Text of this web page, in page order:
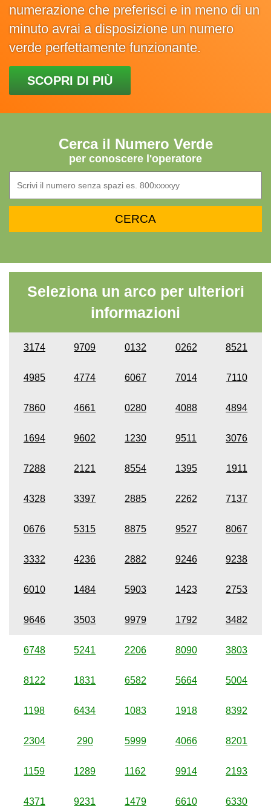
numerazione che preferisci e in meno di un
minuto avrai a disposizione un numero
verde perfettamente funzionante.
SCOPRI DI PIÙ
Cerca il Numero Verde
per conoscere l'operatore
Seleziona un arco per ulteriori
informazioni
3174 9709 0132 0262 8521
4985 4774 6067 7014 7110
7860 4661 0280 4088 4894
1694 9602 1230 9511 3076
7288 2121 8554 1395 1911
4328 3397 2885 2262 7137
0676 5315 8875 9527 8067
3332 4236 2882 9246 9238
6010 1484 5903 1423 2753
9646 3503 9979 1792 3482
6748 5241 2206 8090 3803
8122 1831 6582 5664 5004
1198 6434 1083 1918 8392
2304 290 5999 4066 8201
1159 1289 1162 9914 2193
4371 9231 1479 6610 6330